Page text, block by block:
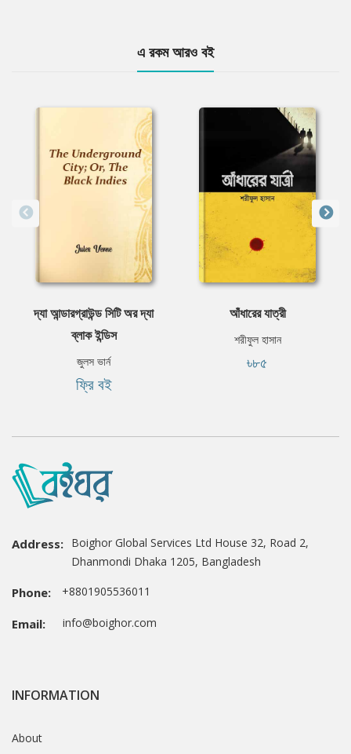
এ রকম আরও বই
দ্যা আন্ডারগ্রাউন্ড সিটি অর দ্যা
ব্লাক ইন্ডিস
জুলস ভার্ন
ফ্রি বই
আঁধারের যাত্রী
শরীফুল হাসান
৳৮৫
Address: Boighor Global Services Ltd House 32, Road 2,
Dhanmondi Dhaka 1205, Bangladesh
Phone: +8801905536011
Email: info@boighor.com
INFORMATION
About